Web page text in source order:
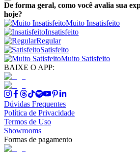
De forma geral, como você avalia sua
hoje?
Muito Insatisfeito
Insatisfeito
Regular
Satisfeito
Muito Satisfeito
BAIXE O APP:
Dúvidas Frequentes
Política de Privacidade
Termos de Uso
Showrooms
Formas de pagamento